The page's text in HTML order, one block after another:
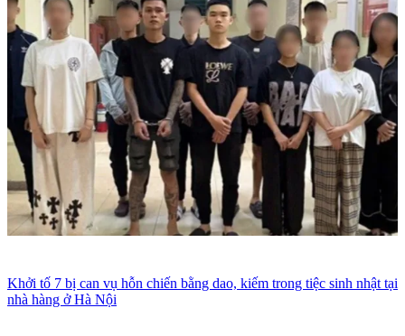
Khởi tố 7 bị can vụ hỗn chiến bằng dao, kiếm trong tiệc sinh nhật tại
nhà hàng ở Hà Nội